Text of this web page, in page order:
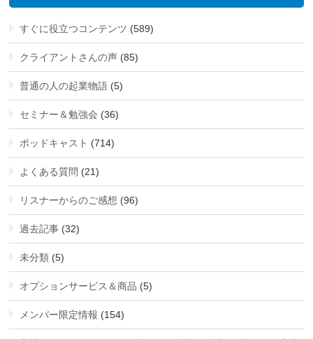
すぐに役立つコンテンツ (589)
クライアントさんの声 (85)
普通の人の起業物語 (5)
セミナー＆勉強会 (36)
ポッドキャスト (714)
よくある質問 (21)
リスナーからのご感想 (96)
過去記事 (32)
未分類 (5)
オプションサービス＆商品 (5)
メンバー限定情報 (154)